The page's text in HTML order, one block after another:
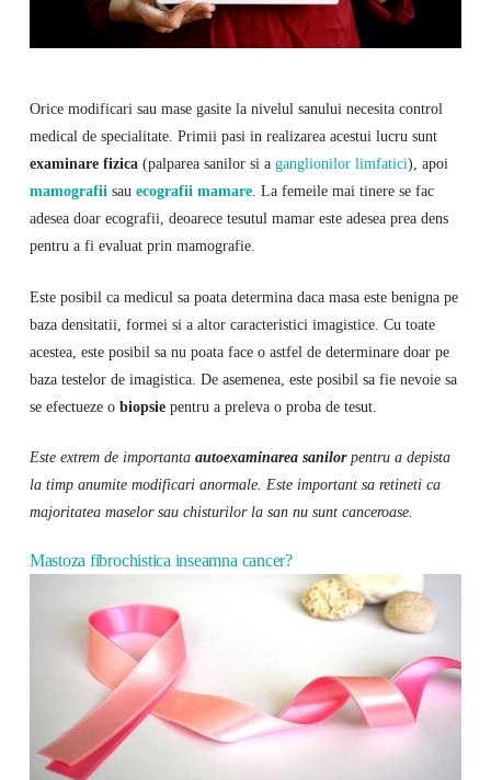
Orice modificari sau mase gasite la nivelul sanului necesita control
medical de specialitate. Primii pasi in realizarea acestui lucru sunt
examinare fizica(palparea sanilor si a ganglionilor limfatici), apoi
mamografii sau ecografii mamare. La femeile mai tinere se fac
adesea doar ecografii, deoarece tesutul mamar este adesea prea dens
pentru a fi evaluat prin mamografie.
Este posibil ca medicul sa poata determina daca masa este benigna pe
baza densitatii, formei si a altor caracteristici imagistice. Cu toate
acestea, este posibil sa nu poata face o astfel de determinare doar pe
baza testelor de imagistica. De asemenea, este posibil sa fie nevoie sa
se efectueze o biopsiepentru a preleva o proba de tesut.
Este extrem de importanta autoexaminarea sanilorpentru a depista
la timp anumite modificari anormale. Este important sa retineti ca
majoritatea maselor sau chisturilor la san nu sunt canceroase.
Mastoza fibrochistica inseamna cancer?